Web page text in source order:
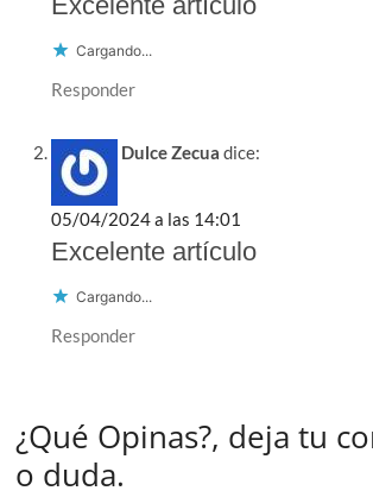
Cargando...
Responder
Dulce Zecua dice:
05/04/2024 a las 14:01
Excelente artículo
Cargando...
Responder
¿Qué Opinas?, deja tu
o duda.